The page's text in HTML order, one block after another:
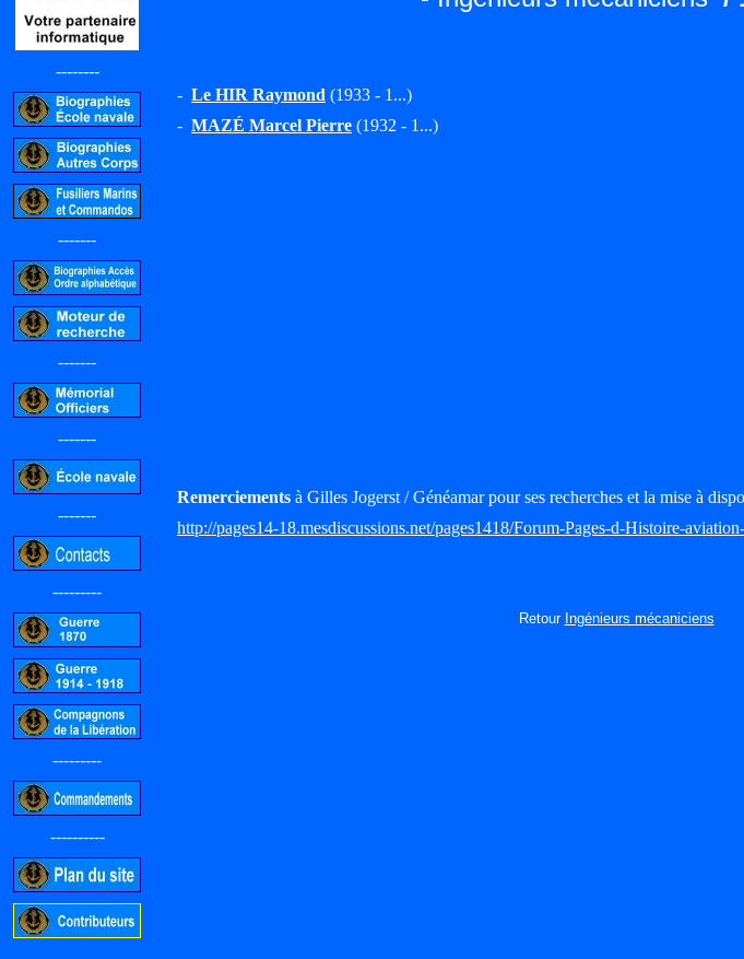
--------
-------
-------
-------
-------
---------
---------
----------
- Le HIR Raymond (1933 - 1...)
- MAZÉ Marcel Pierre (1932 - 1...)
Remerciements à Gilles Jogerst / Généamar pour ses recherches et la mise à
http://pages14-18.mesdiscussions.net/pages1418/Forum-Pages-d-Histoire-
Retour Ingénieurs mécaniciens